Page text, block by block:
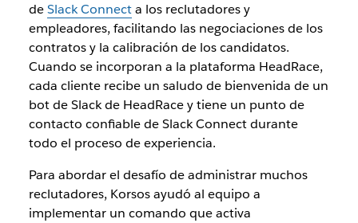
deSlack Connecta los reclutadores y
empleadores, facilitando las negociaciones de los
contratos y la calibración de los candidatos.
Cuando se incorporan a la plataforma HeadRace,
cada cliente recibe un saludo de bienvenida de un
bot de Slack de HeadRace y tiene un punto de
contacto confiable de Slack Connect durante
todo el proceso de experiencia.
Para abordar el desafío de administrar muchos
reclutadores, Korsos ayudó al equipo a
implementar un comando que activa